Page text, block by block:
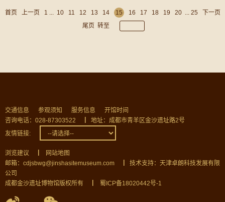
首页 上一页 1 ... 10 11 12 13 14 15 16 17 18 19 20 ... 25
下一页
尾页 转至
交通信息 参观须知 服务信息
开馆时间
咨询电话：028-87303522
地址：成都市青羊区金沙遗址路2号
友情链接:
浏览建议
网站地图
邮箱：cdjsbwg@jinshasitemuseum.com
技术支持：天津卓朗科技发展有限
公司
成都金沙遗址博物馆版权所有
蜀ICP备18020442号-1